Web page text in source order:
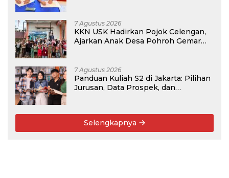
7 Agustus 2026
KKN USK Hadirkan Pojok Celengan,
Ajarkan Anak Desa Pohroh Gemar
7 Agustus 2026
Panduan Kuliah S2 di Jakarta: Pilihan
Jurusan, Data Prospek, dan
Selengkapnya